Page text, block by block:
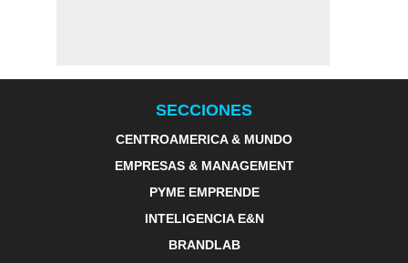
SECCIONES
CENTROAMERICA & MUNDO
EMPRESAS & MANAGEMENT
PYME EMPRENDE
INTELIGENCIA E&N
BRANDLAB